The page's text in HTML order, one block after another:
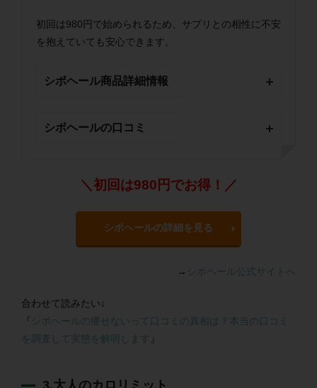
初回は980円で始められるため、サプリとの相性に不安
を抱えていても安心できます。
シボヘール商品詳細情報
シボヘールの口コミ
＼初回は980円でお得！／
シボヘールの詳細を見る
→ シボヘール公式サイトへ
合わせて読みたい↓
シボヘールの痩せないって口コミの真相は？本当の口コミ
を調査して実態を解明します
3.大人のカロリミット